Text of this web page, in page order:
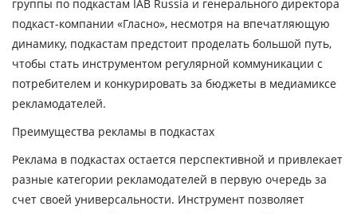
группы по подкастам IAB Russia и генерального директора
подкаст-компании «Гласно», несмотря на впечатляющую
динамику, подкастам предстоит проделать большой путь,
чтобы стать инструментом регулярной коммуникации с
потребителем и конкурировать за бюджеты в медиамиксе
рекламодателей.
Преимущества рекламы в подкастах
Реклама в подкастах остается перспективной и привлекает
разные категории рекламодателей в первую очередь за
счет своей универсальности. Инструмент позволяет